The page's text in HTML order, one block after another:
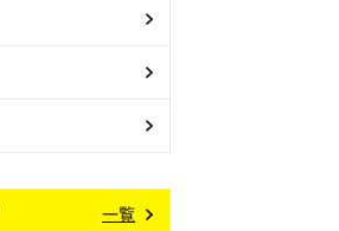
一覧